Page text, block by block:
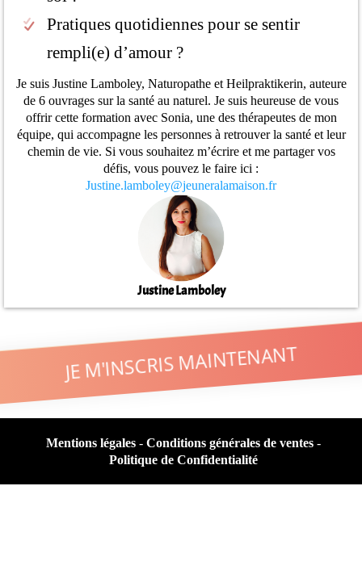
Pratiques quotidiennes pour se sentir
rempli(e) d’amour ?
Je suis Justine Lamboley, Naturopathe et Heilpraktikerin, auteure
de 6 ouvrages sur la santé au naturel. Je suis heureuse de vous
offrir cette formation avec Sonia, une des thérapeutes de mon
équipe, qui accompagne les personnes à retrouver la santé et leur
chemin de vie. Si vous souhaitez m’écrire et me partager vos
défis, vous pouvez le faire ici :
Justine.lamboley@jeuneralamaison.fr
Justine Lamboley
JE M'INSCRIS MAINTENANT
Mentions légales- Conditions générales de ventes-
Politique de Confidentialité